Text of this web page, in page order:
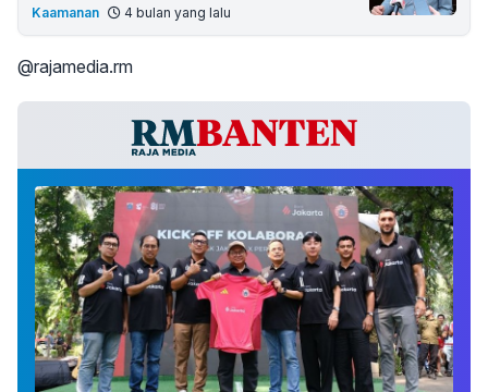
Kaamanan 4 bulan yang lalu
@rajamedia.rm